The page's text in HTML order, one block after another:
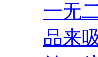
一无
品来